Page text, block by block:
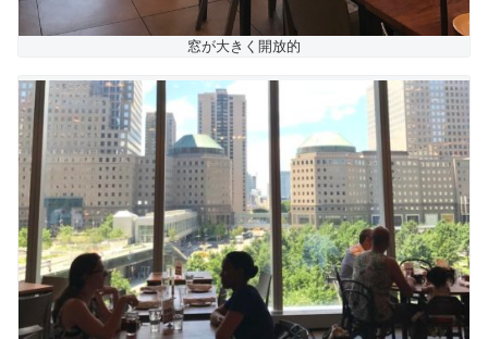
窓が大きく開放的